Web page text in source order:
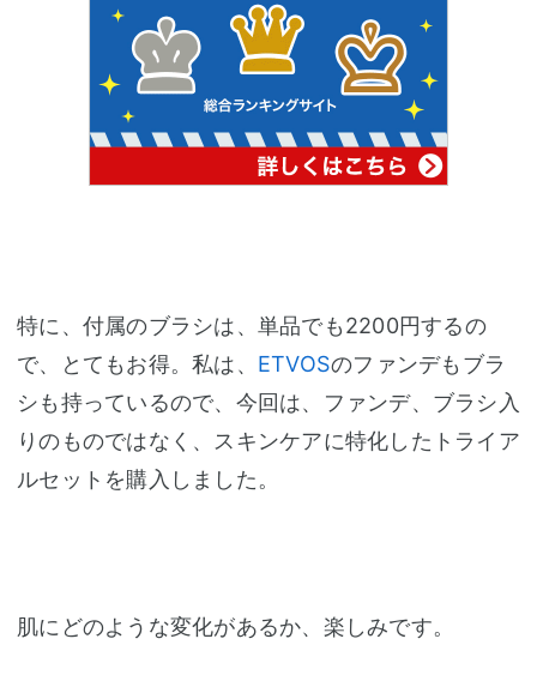
特に、付属のブラシは、単品でも2200円するの
で、とてもお得。私は、 ETVOSのファンデもブラ
シも持っているので、今回は、ファンデ、ブラシ入
りのものではなく、スキンケアに特化したトライア
ルセットを購入しました。
肌にどのような変化があるか、楽しみです。